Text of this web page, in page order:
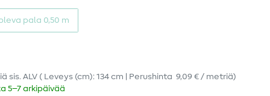
pala 0,50 m
sis. ALV ( Leveys (cm): 134 cm | Perushinta 9,09 € / metriä)
5–7 arkipäivää